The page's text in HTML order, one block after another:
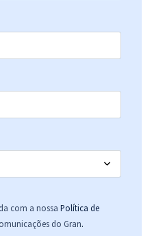
com a nossa Política de
do Gran.